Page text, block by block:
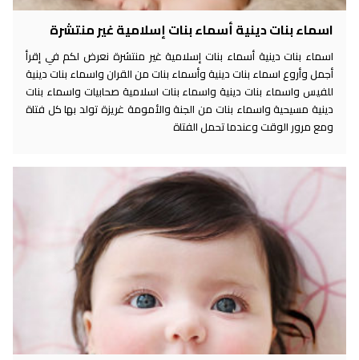
اسماء بنات دينية أسماء بنات إسلامية غير منتشرة
اسماء بنات دينية أسماء بنات إسلامية غير منتشرة نعرض لكم في إقرأ
أجمل وأروع اسماء بنات دينية وأسماء بنات من القران واسماء بنات دينية
للفيس واسماء بنات دينية واسماء بنات اسلامية صحابيات واسماء بنات
دينية مسيحية واسماء بنات من الجنة والأمومة غريزة تولد بها كل فتاة
ومع مرور الوقت وعندما تحمل الفتاة